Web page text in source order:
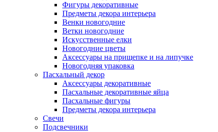
Фигуры декоративные
Предметы декора интерьера
Венки новогодние
Ветки новогодние
Искусственные елки
Новогодние цветы
Аксессуары на прищепке и на липучке
Новогодняя упаковка
Пасхальный декор
Аксессуары декоративные
Пасхальные декоративные яйца
Пасхальные фигуры
Предметы декора интерьера
Свечи
Подсвечники